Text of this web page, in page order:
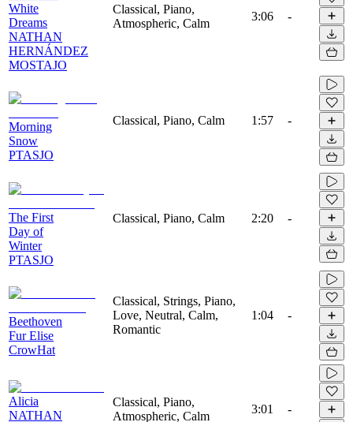
White
Dreams
NATHAN
HERNÁNDEZ
MOSTAJO
Classical, Piano,
Atmospheric, Calm
3:06 -
Morning
Snow
PTASJO
Classical, Piano, Calm 1:57 -
The First
Day of
Winter
PTASJO
Classical, Piano, Calm 2:20 -
Beethoven
Fur Elise
CrowHat
Classical, Strings, Piano,
Love, Neutral, Calm,
Romantic
1:04 -
Alicia
NATHAN
Classical, Piano,
Atmospheric, Calm
3:01 -